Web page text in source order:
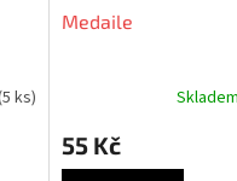
ks)
Medaile
Skladem
55 Kč